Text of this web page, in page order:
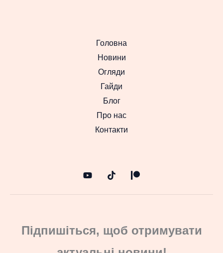
Головна
Новини
Огляди
Гайди
Блог
Про нас
Контакти
Підпишіться, щоб отримувати